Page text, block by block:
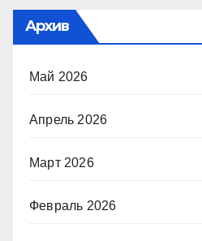
Архив
Май 2026
Апрель 2026
Март 2026
Февраль 2026